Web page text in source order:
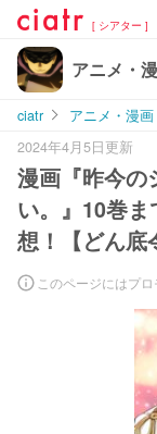
[ シアター ]
アニメ・
ciatr アニメ・漫画
2024年4月5日更新
漫画『昨今の
い。』10巻
想！【どん底
このページにはプ